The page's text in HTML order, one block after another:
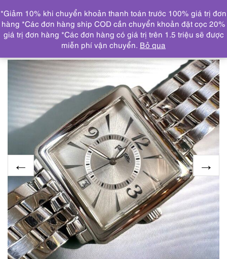
DANH MỤC
Trang chủ ĐỒNG HỒ
2034-Đồng hồ nữ-Folli Follie
women’s watch-Khá mới
*Giảm 10% khi chuyển khoản thanh toán trước 100% giá trị đơn
hàng *Các đơn hàng ship COD cần chuyển khoản đặt cọc 20%
giá trị đơn hàng *Các đơn hàng có giá trị trên 1.5 triệu sẽ được
miễn phí vận chuyển. Bỏ qua